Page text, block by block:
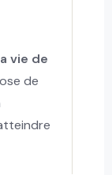
vie de
de